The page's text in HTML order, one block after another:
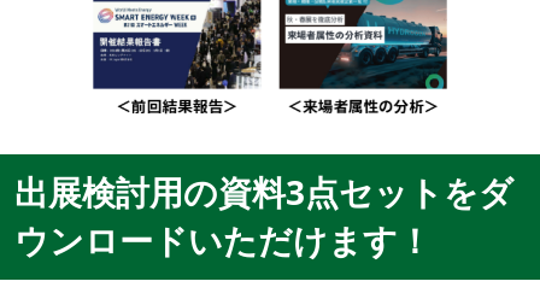
出展検討用の資料3点セットをダ
ウンロードいただけます！